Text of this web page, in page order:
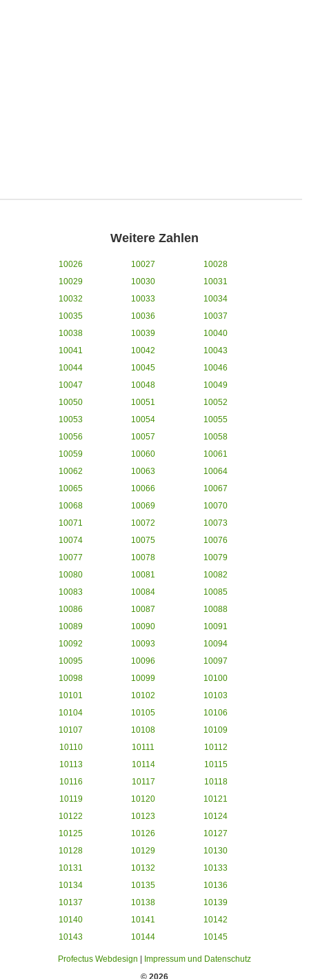
Weitere Zahlen
10026 10027
10028
10029
10030
10031
10032
10033
10034
10035
10036
10037
10038
10039
10040
10041
10042
10043
10044
10045
10046
10047
10048
10049
10050
10051
10052
10053
10054
10055
10056
10057
10058
10059
10060
10061
10062
10063
10064
10065
10066
10067
10068
10069
10070
10071
10072
10073
10074
10075
10076
10077
10078
10079
10080
10081
10082
10083
10084
10085
10086
10087
10088
10089
10090
10091
10092
10093
10094
10095
10096
10097
10098
10099
10100
10101
10102
10103
10104
10105
10106
10107
10108
10109
10110
10111
10112
10113
10114
10115
10116
10117
10118
10119
10120
10121
10122
10123
10124
10125
10126
10127
10128
10129
10130
10131
10132
10133
10134
10135
10136
10137
10138
10139
10140
10141
10142
10143
10144 10145
Profectus Webdesign
Impressum und Datenschutz